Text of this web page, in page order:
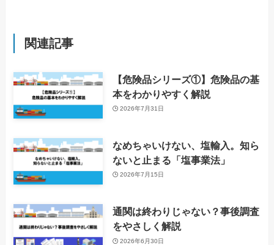
関連記事
【危険品シリーズ①】危険品の基
本をわかりやすく解説
2026年7月31日
なめちゃいけない、塩輸入。知ら
ないと止まる「塩事業法」
2026年7月15日
通関は終わりじゃない？事後調査
をやさしく解説
2026年6月30日